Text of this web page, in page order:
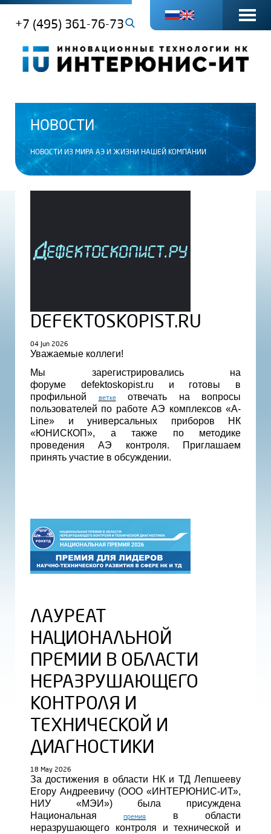
+7 (495) 361-76-73
НОВОСТИ
НОВОСТИ ИЗ МИРА АЭ И ЖИЗНИ НАШЕЙ КОМПАНИИ
DEFEKTOSKOPIST.RU
04 Jun 2026
Уважаемые коллеги!
Мы зарегистрировались на
форуме defektoskopist.ru и готовы в
профильной
ветке
отвечать на вопросы
пользователей по работе АЭ комплексов «A-
Line» и универсальных приборов НК
«ЮНИСКОП», а также по методике
проведения АЭ контроля. Приглашаем
принять участие в обсуждении.
ЛАУРЕАТ
НАЦИОНАЛЬНОЙ
ПРЕМИИ В ОБЛАСТИ
НЕРАЗРУШАЮЩЕГО
КОНТРОЛЯ И
ТЕХНИЧЕСКОЙ И
ДИАГНОСТИКИ
18 May 2026
За достижения в области НК и ТД Лепшееву
Егору Андреевичу (ООО «ИНТЕРЮНИС-ИТ»,
НИУ «МЭИ») была присуждена
Национальнаяпремия
в области
неразрушающего контроля и технической и